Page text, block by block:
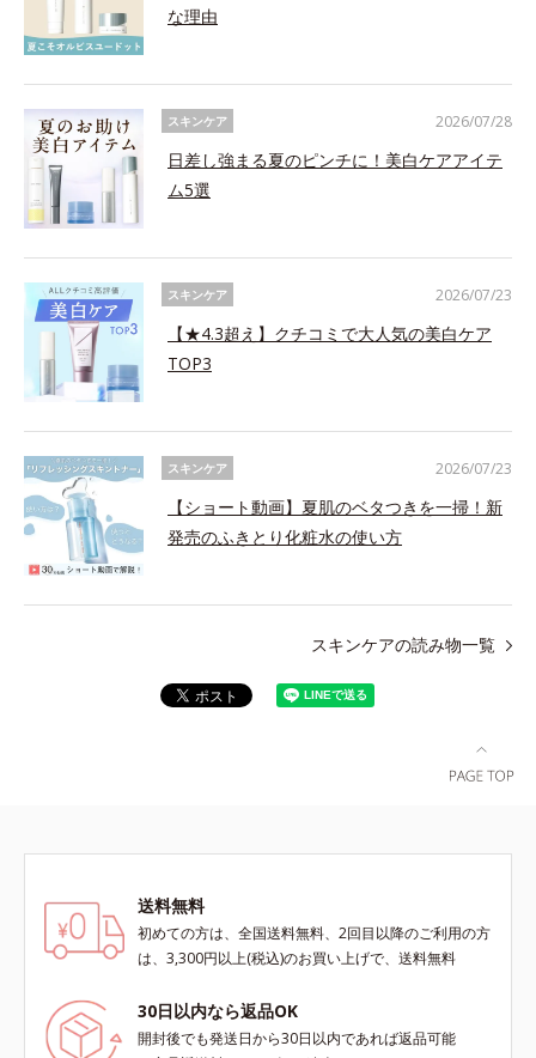
な理由
スキンケア
日差し強まる夏のピンチに！美白ケアアイテ
ム5選
2026/07/28
スキンケア
【★4.3超え】クチコミで大人気の美白ケア
TOP3
2026/07/23
スキンケア
【ショート動画】夏肌のベタつきを一掃！新
発売のふきとり化粧水の使い方
2026/07/23
スキンケアの読み物一覧
送料無料
初めての方は、全国送料無料、2回目以降のご利用の方
は、3,300円以上(税込)のお買い上げで、送料無料
30日以内なら返品OK
開封後でも発送日から30日以内であれば返品可能